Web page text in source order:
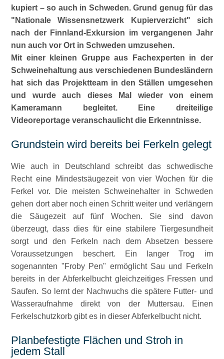
kupiert – so auch in Schweden. Grund genug für das
Nationale Wissensnetzwerk Kupierverzicht
sich
nach der Finnland-Exkursion im vergangenen Jahr
nun auch vor Ort in Schweden umzusehen.
Mit einer kleinen Gruppe aus Fachexperten in der
Schweinehaltung aus verschiedenen Bundesländern
hat sich das Projektteam in den Ställen umgesehen
und wurde auch dieses Mal wieder von einem
Kameramann begleitet. Eine dreiteilige
Videoreportage veranschaulicht die Erkenntnisse.
Grundstein wird bereits bei Ferkeln gelegt
Wie auch in Deutschland schreibt das schwedische
Recht eine Mindestsäugezeit von vier Wochen für die
Ferkel vor. Die meisten Schweinehalter in Schweden
gehen dort aber noch einen Schritt weiter und verlängern
die Säugezeit auf fünf Wochen. Sie sind davon
überzeugt, dass dies für eine stabilere Tiergesundheit
sorgt und den Ferkeln nach dem Absetzen bessere
Voraussetzungen beschert. Ein langer Trog im
sogenannten
Froby Pen
ermöglicht Sau und Ferkeln
bereits in der Abferkelbucht gleichzeitiges Fressen und
Saufen. So lernt der Nachwuchs die spätere Futter- und
Wasseraufnahme direkt von der Muttersau. Einen
Ferkelschutzkorb gibt es in dieser Abferkelbucht nicht.
Planbefestigte Flächen und Stroh in
jedem Stall